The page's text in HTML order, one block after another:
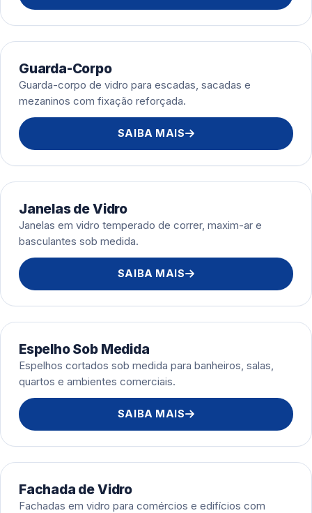
Guarda-Corpo
Guarda-corpo de vidro para escadas, sacadas e
mezaninos com fixação reforçada.
SAIBA MAIS
Janelas de Vidro
Janelas em vidro temperado de correr, maxim-ar e
basculantes sob medida.
SAIBA MAIS
Espelho Sob Medida
Espelhos cortados sob medida para banheiros, salas,
quartos e ambientes comerciais.
SAIBA MAIS
Fachada de Vidro
Fachadas em vidro para comércios e edifícios com